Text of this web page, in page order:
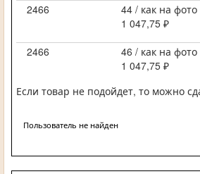
2466
44 / как на фото
1 047,75 ₽
2466
46 / как на фото
1 047,75 ₽
Если товар не подойдет, то можно
Пользователь не найден